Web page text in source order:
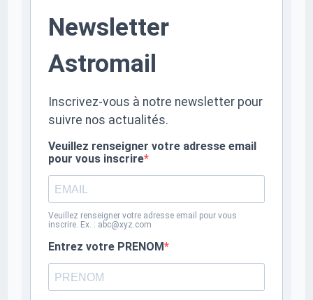
Newsletter
Astromail
Inscrivez-vous à notre newsletter pour
suivre nos actualités.
Veuillez renseigner votre adresse email
pour vous inscrire
Veuillez renseigner votre adresse email pour vous
inscrire. Ex. : abc@xyz.com
Entrez votre PRENOM